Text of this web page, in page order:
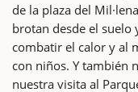
de la plaza del
brotan desde el suelo
combatir el calor y al
con niños. Y también
nuestra visita al